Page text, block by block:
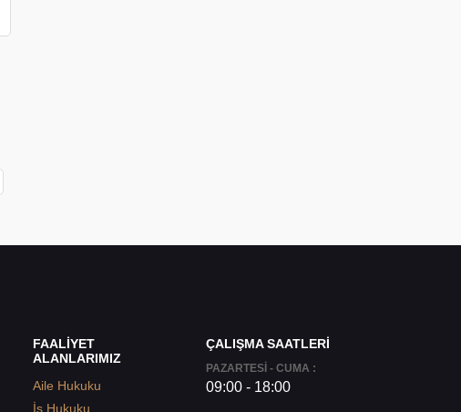
FAALİYET
ALANLARIMIZ
Aile Hukuku
İş Hukuku
ÇALIŞMA SAATLERİ
PAZARTESİ - CUMA :
09:00 - 18:00